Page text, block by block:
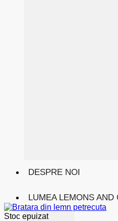
DESPRE NOI
LUMEA LEMONS AND
Stoc epuizat